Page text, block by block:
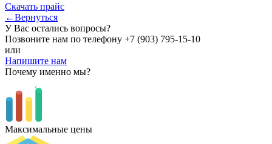
Скачать прайс
←Вернуться
У Вас остались вопросы?
Позвоните нам по телефону +7 (903) 795-15-10
или
Напишите нам
Почему именно мы?
Максимальные цены